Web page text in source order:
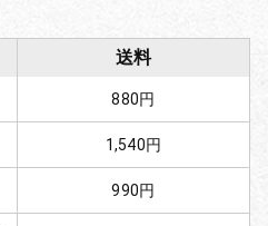
送料
880円
1,540円
990円